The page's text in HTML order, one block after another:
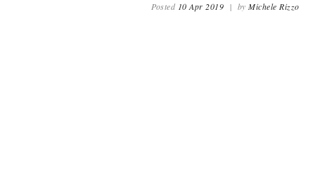
Posted 10 Apr 2019 | byMichele Rizzo